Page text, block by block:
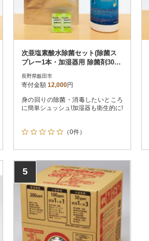
次亜塩素酸水除菌セット(除菌ス
プレー1本・加湿器用 除菌剤30包
長野県飯田市
寄付金額 12,000円
身の回りの除菌・消毒したいところ
に簡単シュッシュ!加湿器も衛生的に!
（0件）
5